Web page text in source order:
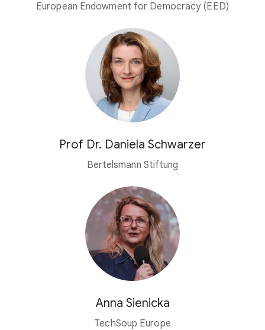
European Endowment for Democracy (EED)
Prof Dr. Daniela Schwarzer
Bertelsmann Stiftung
Anna Sienicka
TechSoup Europe